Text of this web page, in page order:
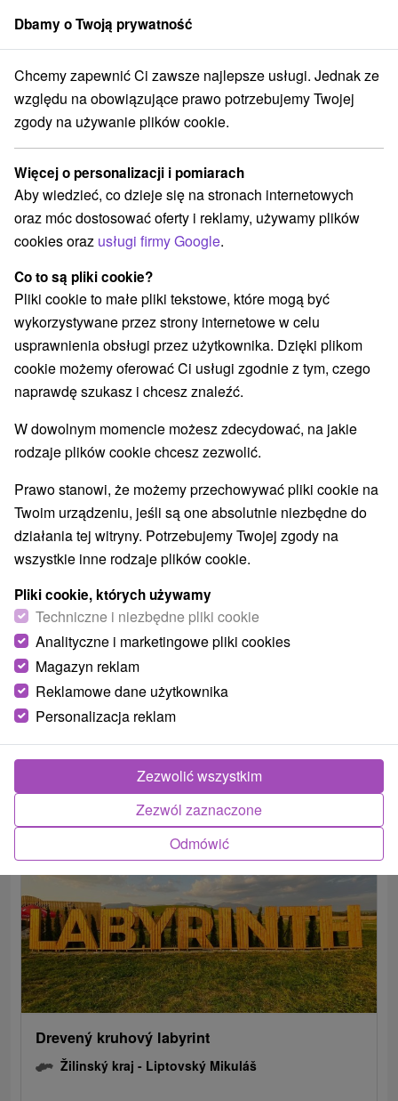
członek grupySorger
Atrakcje na Słowacji Atrakcje turystyczne w Tatrach
Atrakcje turystyczne w Tatrach
Kategorie
Wszystkie kategorie
Zamki(1)
Areny laserowe i paintball(3)
Wieże obserwacyjne i chodniki
Zamki, pałace, ruiny(3)
Loty widokowe i rejsy wycieczkowe (1) Sporty(11)
Jazda konna(3) Skanseny(6) Chaty górskie(19)
Ośrodki i miasteczka dziecięce(8)
Obiekty architektoniczne(2) Ośrodek narciarski
Parki miejskie i zamkowe
Pola golfowe (3) Amfiteatry i kina w przyrodzie(2)
Túry a turistické chodníky(53) Escaperoom
Atrakcje z adrenaliną(21) Atrakcje turystyczne (29)
Muzea i galerie(15)
Ogrody zoologiczne i fermy zwierząt (1)
Ogrody botaniczne(2)
Jeziora, jeziora, zbiorniki wodne
Atrakcje dla dzieci(52) Zabytki techniki
Wodospady(14) Kościoły drewniane(3)
Aquaparki, baseny(8)
Wsie i miasta
Liptovský Mikuláš(5) Vysoké Tatry(2)
Drevený kruhový labyrint
Žilinský kraj - Liptovský Mikuláš
Dbamy o Twoją prywatność
Chcemy zapewnić Ci zawsze najlepsze usługi. Jednak ze
względu na obowiązujące prawo potrzebujemy Twojej
zgody na używanie plików cookie.
Więcej o personalizacji i pomiarach
Aby wiedzieć, co dzieje się na stronach internetowych
oraz móc dostosować oferty i reklamy, używamy plików
cookies oraz usługi firmy Google.
Co to są pliki cookie?
Pliki cookie to małe pliki tekstowe, które mogą być
wykorzystywane przez strony internetowe w celu
usprawnienia obsługi przez użytkownika. Dzięki plikom
cookie możemy oferować Ci usługi zgodnie z tym, czego
naprawdę szukasz i chcesz znaleźć.
W dowolnym momencie możesz zdecydować, na jakie
rodzaje plików cookie chcesz zezwolić.
Prawo stanowi, że możemy przechowywać pliki cookie na
Twoim urządzeniu, jeśli są one absolutnie niezbędne do
działania tej witryny. Potrzebujemy Twojej zgody na
wszystkie inne rodzaje plików cookie.
Pliki cookie, których używamy
Techniczne i niezbędne pliki cookie
Analityczne i marketingowe pliki cookies
Magazyn reklam
Reklamowe dane użytkownika
Personalizacja reklam
Odmówić
Zezwól zaznaczone
Zezwolić wszystkim